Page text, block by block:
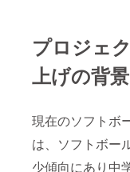
プロジェ
上げの背景
現在のソフトボ
は、ソフトボー
少傾向にあり中